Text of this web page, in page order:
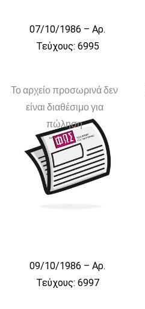
07/10/1986 – Αρ.
Τεύχους: 6995
Το αρχείο προσωρινά δεν
είναι διαθέσιμο για
πώληση
09/10/1986 – Αρ.
Τεύχους: 6997